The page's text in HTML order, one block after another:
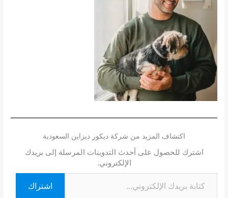
اكتشاف المزيد من شركة ديكور ديزاين السعودية
اشترك للحصول على أحدث التدوينات المرسلة إلى بريدك
الإلكتروني.
اشتراك